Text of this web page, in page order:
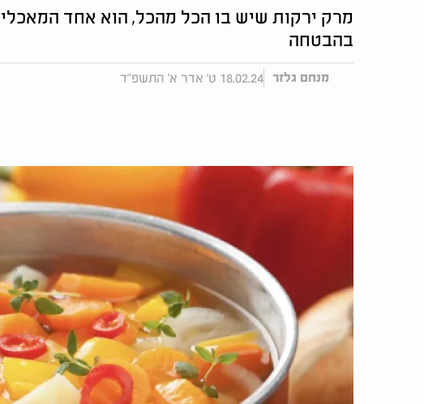
מרק ירקות שיש בו הכל מהכל, הוא אחד
בהבטחה
מנחם גלזר 18.02.24 ט' אדר א' התשפ"ד